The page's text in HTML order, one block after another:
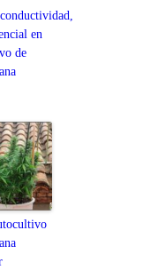
en
de